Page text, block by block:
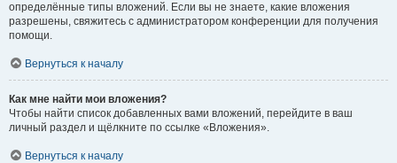
определённые типы вложений. Если вы не знаете, какие вложения
разрешены, свяжитесь с администратором конференции для получения
помощи.
Вернуться к началу
Как мне найти мои вложения?
Чтобы найти список добавленных вами вложений, перейдите в ваш
личный раздел и щёлкните по ссылке «Вложения».
Вернуться к началу